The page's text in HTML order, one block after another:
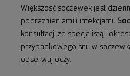
Większość soczewek jest
podrażnieniami i infekcjami.
konsultacji ze specjalistą i
przypadkowego snu w
obserwuj oczy.